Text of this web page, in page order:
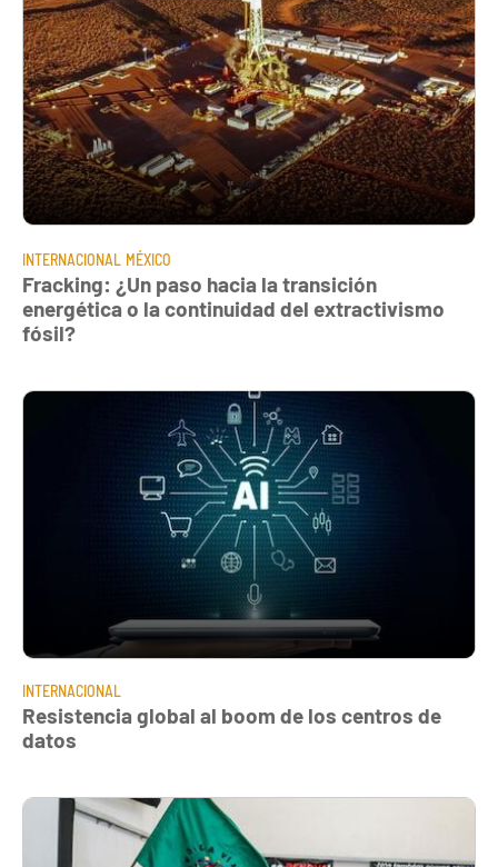
INTERNACIONAL MÉXICO
Fracking: ¿Un paso hacia la transición
energética o la continuidad del extractivismo
fósil?
INTERNACIONAL
Resistencia global al boom de los centros de
datos